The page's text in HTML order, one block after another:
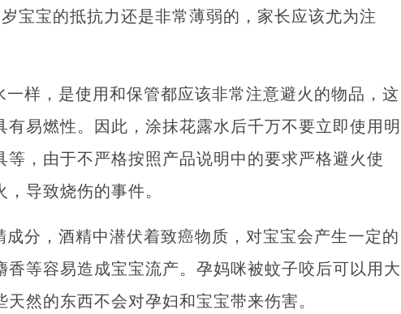
宝宝的抵抗力还是非常薄弱的，家长应该尤为注
样，是使用和保管都应该非常注意避火的物品，这
易燃性。因此，涂抹花露水后千万不要立即使用明
，由于不严格按照产品说明中的要求严格避火使
导致烧伤的事件。
分，酒精中潜伏着致癌物质，对宝宝会产生一定的
等容易造成宝宝流产。孕妈咪被蚊子咬后可以用大
然的东西不会对孕妇和宝宝带来伤害。